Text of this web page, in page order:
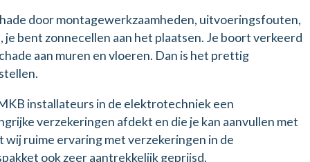
door montagewerkzaamheden, uitvoeringsfouten,
bent zonnecellen aan het plaatsen. Je boort verkeerd
aan muren en vloeren. Dan is het prettig
installateurs in de elektrotechniek een
verzekeringen afdekt en die je kan aanvullen met
ruime ervaring met verzekeringen in de
ook zeer aantrekkelijk geprijsd.